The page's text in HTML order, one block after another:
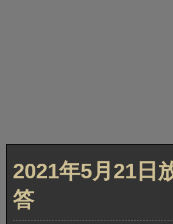
2021年5月21日
答